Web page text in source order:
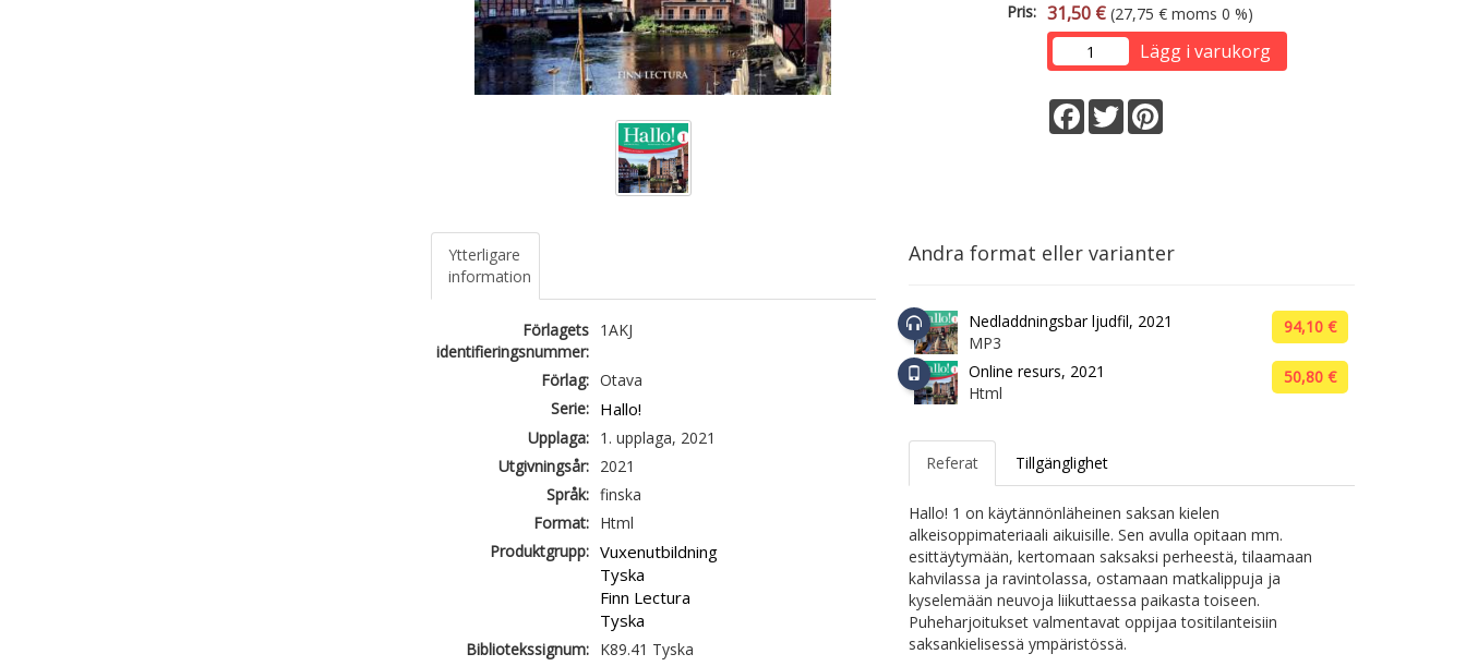
Pris: 31,50 € (27,75 € moms 0 %)
Lägg i varukorg
Facebook
Twitter
Ytterligare
information
Förlagets
identifieringsnummer:
1AKJ
Förlag: Otava
Serie:
Hallo!
Upplaga:
1. upplaga, 2021
Utgivningsår:
2021
Språk: finska
Format:
Html
Produktgrupp: Vuxenutbildning
Tyska
Finn Lectura
Tyska
Bibliotekssignum:
K89.41 Tyska
Andra format eller varianter
Nedladdningsbar ljudfil, 2021
MP3
94,10 €
Online resurs, 2021
Html
50,80 €
Referat Tillgänglighet
Hallo! 1 on käytännönläheinen saksan kielen
alkeisoppimateriaali aikuisille. Sen avulla opitaan mm.
esittäytymään, kertomaan saksaksi perheestä, tilaamaan
kahvilassa ja ravintolassa, ostamaan matkalippuja ja
kyselemään neuvoja liikuttaessa paikasta toiseen.
Puheharjoitukset valmentavat oppijaa tositilanteisiin
saksankielisessä ympäristössä.